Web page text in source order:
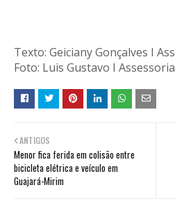
Texto: Geiciany Gonçalves I
Foto: Luis Gustavo I
ANTIGOS
Menor fica ferida em colisão entre
bicicleta elétrica e veículo em
Guajará-Mirim